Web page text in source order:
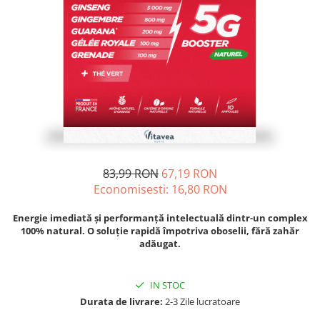
Piele, păr & unghii
Tranzit intestinal
Colesterol & tensiune
Performanta sportiva
Îngrijirea Tenului
Creme de față
Geluri de curățare
Ape micelare
Creme pentru ochi
Balsam buze
Îngrijirea Corpului
Uleiuri de corp
Curcumin (Turmeric)
Ginkgo biloba
Zinc Bisglicinat
83,99 RON 67,19 RON
Economisesti: 16,80 RON
Energie imediată și performanță intelectuală dintr-un complex
100% natural. O soluție rapidă împotriva oboselii, fără zahăr
adăugat.
IN STOC
Durata de livrare: 2-3 Zile lucratoare